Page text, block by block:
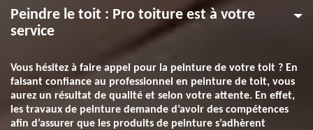
Peindre le toit : Pro toiture est à votre
service
Vous hésitez à faire appel pour la peinture de votre toit ? En
faisant confiance au professionnel en peinture de toit, vous
aurez un résultat de qualité et selon votre attente. En effet,
les travaux de peinture demande d’avoir des compétences
afin d’assurer que les produits de peinture s’adhèrent